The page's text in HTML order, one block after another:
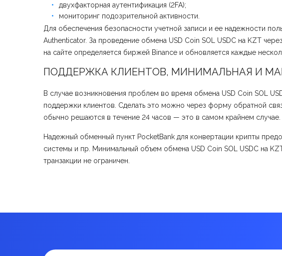
двухфакторная аутентификация (2FA);
мониторинг подозрительной активности.
Для обеспечения безопасности учетной записи и ее надежности
Authenticator. За проведение обмена USD Coin SOL USDC на KZT
на сайте определяется биржей Binance и обновляется каждые
ПОДДЕРЖКА КЛИЕНТОВ, МИНИМАЛЬНАЯ И
В случае возникновения проблем во время обмена USD Coin SOL
поддержки клиентов. Сделать это можно через форму обратной
обычно решаются в течение 24 часов — это в самом крайнем
Надежный обменный пункт PocketBank для конвертации крипты
системы и пр. Минимальный объем обмена USD Coin SOL USDC на
транзакции не ограничен.